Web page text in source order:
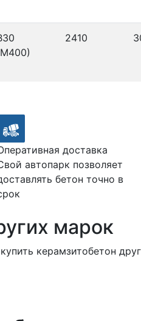
2410
доставка
автопарк позволяет
бетон точно в
марок
керамзитобетон